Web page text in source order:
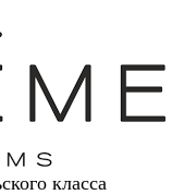
класса